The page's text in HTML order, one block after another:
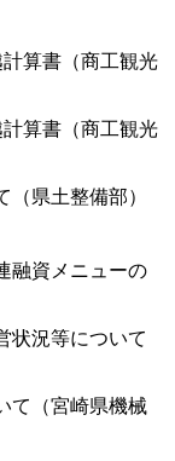
計算書（商工観光
計算書（商工観光
（県土整備部）
融資メニューの
状況等について
て（宮崎県機械